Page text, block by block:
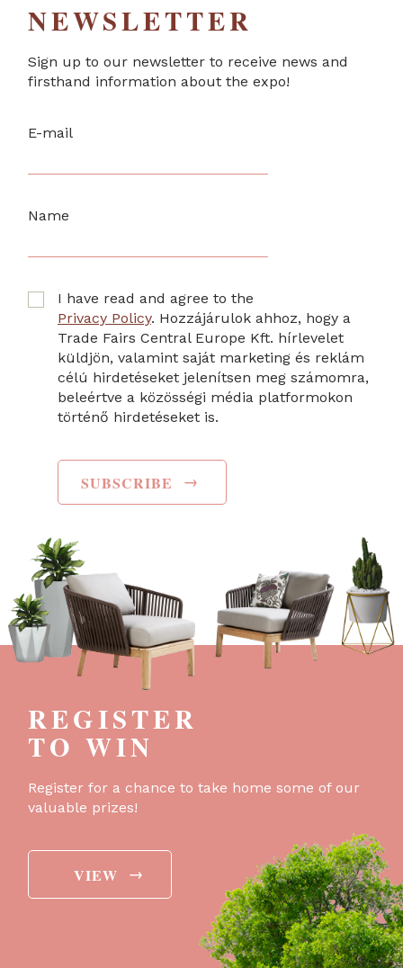
NEWSLETTER
Sign up to our newsletter to receive news and
firsthand information about the expo!
E-mail
Name
I have read and agree to the
Privacy Policy. Hozzájárulok ahhoz, hogy a
Trade Fairs Central Europe Kft. hírlevelet
küldjön, valamint saját marketing és reklám
célú hirdetéseket jelenítsen meg számomra,
beleértve a közösségi média platformokon
történő hirdetéseket is.
SUBSCRIBE →
REGISTER
TO WIN
Register for a chance to take home some of our
valuable prizes!
VIEW →